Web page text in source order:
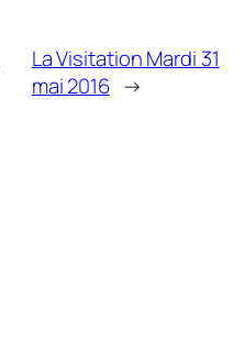
La Visitation Mardi 31
mai 2016 →